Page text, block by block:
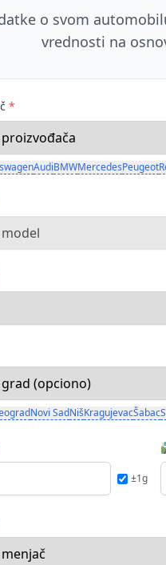
o svom
vrednosti na
*
AudiBMWMercedesPeugeot
Novi SadNišKragujevacŠabac
±1g